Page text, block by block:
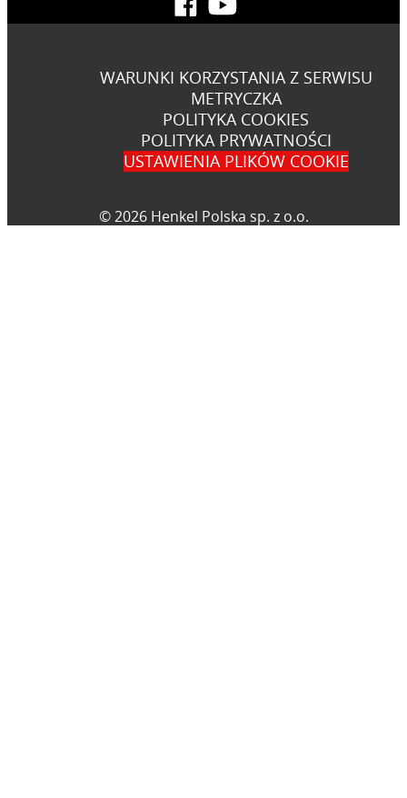
WARUNKI KORZYSTANIA Z SERWISU
METRYCZKA
POLITYKA COOKIES
POLITYKA PRYWATNOŚCI
USTAWIENIA PLIKÓW COOKIE
© 2026 Henkel Polska sp. z o.o.